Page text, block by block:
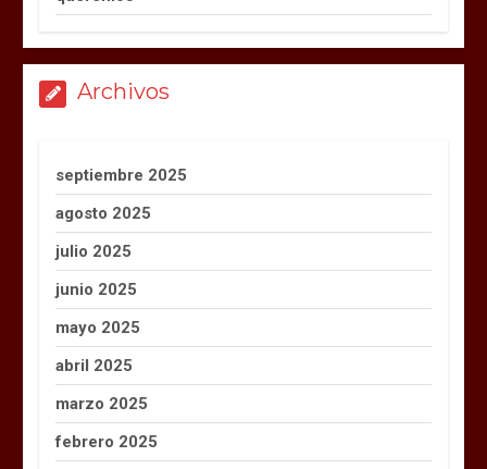
Archivos
septiembre 2025
agosto 2025
julio 2025
junio 2025
mayo 2025
abril 2025
marzo 2025
febrero 2025